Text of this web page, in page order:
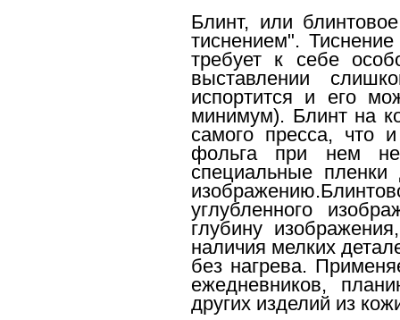
Блинт, или
тиснением".
требует к себе
выставлении
испортится и его
минимум). Блинт на
самого пресса, что
фольга при нем не
специальные пленки
углубленного
глубину
наличия мелких
без нагрева.
ежедневников,
других изделий из